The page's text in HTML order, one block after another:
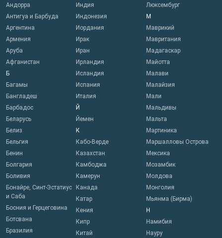
Андорра
Антигуа и Барбуда
Аргентина
Армения
Аруба
Афганистан
Б
Багамы
Бангладеш
Барбадос
Беларусь
Белиз
Бельгия
Бенин
Болгария
Боливия
Бонайре, Синт-Эстатиус
и Саба
Босния и Герцеговина
Ботсвана
Бразилия
Индия
Индонезия
Иордания
Ирак
Иран
Ирландия
Исландия
Испания
Италия
Й
Йемен
К
Кабо-Верде
Казахстан
Камбоджа
Камерун
Канада
Катар
Кения
Кипр
Китай
Люксембург
М
Маврикий
Мавритания
Мадагаскар
Майотта
Малави
Малайзия
Мали
Мальдивы
Мальта
Мартиника
Маршалловы Острова
Мексика
Мозамбик
Молдова
Монголия
Мьянма (Бирма)
Н
Намибия
Науру